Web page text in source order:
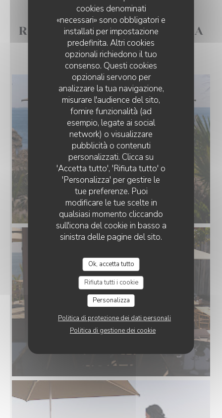
cookies denominati
«necessari» sono obbligatori e
installati per impostazione
predefinita. Altri cookies
opzionali richiedono il tuo
consenso. Questi cookies
opzionali servono per
analizzare la tua navigazione,
misurare l'audience del sito,
fornire funzionalità (ad
esempio, legate ai social
network) o visualizzare
pubblicità o contenuti
personalizzati. Clicca su
'Accetta tutto', 'Rifiuta tutto' o
'Personalizza' per gestire le
tue preferenze. Puoi
modificare le tue scelte in
qualsiasi momento cliccando
sull'icona del cookie in basso a
sinistra delle pagine del sito.
Ok, accetta tutto
Rifiuta tutti i cookie
Personalizza
Politica di protezione dei dati personali
Politica di gestione dei cookie
RESTAURANT POSÉ SUR LA
MER - CÔTE SAUVAGE